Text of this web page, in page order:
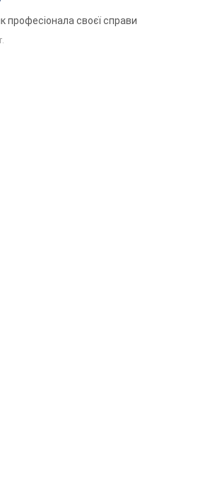
професіонала своєї справи